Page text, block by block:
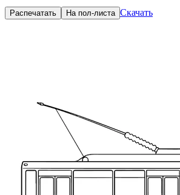
Распечатать На пол-листа Скачать